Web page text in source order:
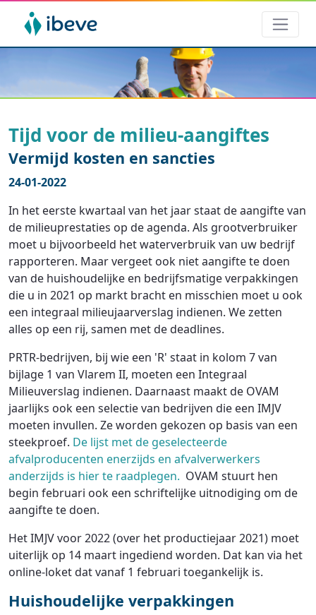
Tijd voor de milieu-aangiftes
Vermijd kosten en sancties
24-01-2022
In het eerste kwartaal van het jaar staat de aangifte van
de milieuprestaties op de agenda. Als grootverbruiker
moet u bijvoorbeeld het waterverbruik van uw bedrijf
rapporteren. Maar vergeet ook niet aangifte te doen
van de huishoudelijke en bedrijfsmatige verpakkingen
die u in 2021 op markt bracht en misschien moet u ook
een integraal milieujaarverslag indienen. We zetten
alles op een rij, samen met de deadlines.
PRTR-bedrijven, bij wie een 'R' staat in kolom 7 van
bijlage 1 van Vlarem II, moeten een Integraal
Milieuverslag indienen. Daarnaast maakt de OVAM
jaarlijks ook een selectie van bedrijven die een IMJV
moeten invullen. Ze worden gekozen op basis van een
steekproef. De lijst met de geselecteerde
afvalproducenten enerzijds en afvalverwerkers
anderzijds is hier te raadplegen. OVAM stuurt hen
begin februari ook een schriftelijke uitnodiging om de
aangifte te doen.
Het IMJV voor 2022 (over het productiejaar 2021) moet
uiterlijk op 14 maart ingediend worden. Dat kan via het
online-loket dat vanaf 1 februari toegankelijk is.
Huishoudelijke verpakkingen